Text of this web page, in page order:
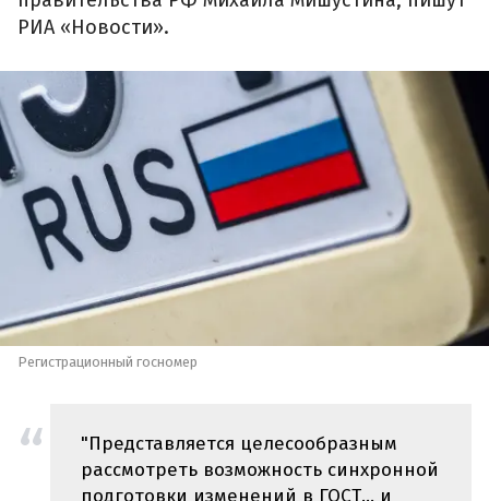
РИА «Новости».
Регистрационный госномер
"Представляется целесообразным
рассмотреть возможность синхронной
подготовки изменений в ГОСТ… и